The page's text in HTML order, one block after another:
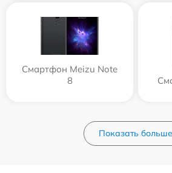
Смартфон Meizu Note
8
Показать больше